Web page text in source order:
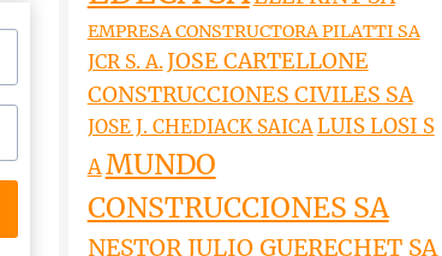
EMPRESA CONSTRUCTORA PILATTI SA
JCR S. A.JOSE CARTELLONE
CONSTRUCCIONES CIVILES SA
JOSE J. CHEDIACK SAICALUIS LOSI S
AMUNDO
CONSTRUCCIONES SA
NESTOR JULIO GUERECHET SA